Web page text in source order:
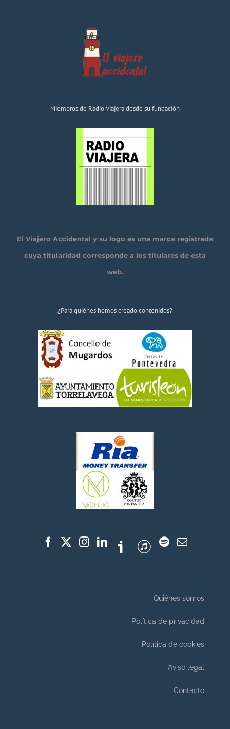
Miembros de Radio Viajera desde su fundación
El Viajero Accidental y su logo es una marca registrada
cuya titularidad corresponde a los titulares de esta
web.
¿Para quiénes hemos creado contenidos?
Quiénes somos
Política de privacidad
Política de cookies
Aviso legal
Contacto